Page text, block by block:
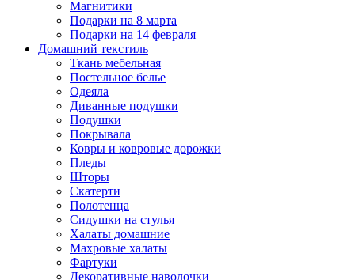
Магнитики
Подарки на 8 марта
Подарки на 14 февраля
Домашний текстиль
Ткань мебельная
Постельное белье
Одеяла
Диванные подушки
Подушки
Покрывала
Ковры и ковровые дорожки
Пледы
Шторы
Скатерти
Полотенца
Сидушки на стулья
Халаты домашние
Махровые халаты
Фартуки
Декоративные наволочки